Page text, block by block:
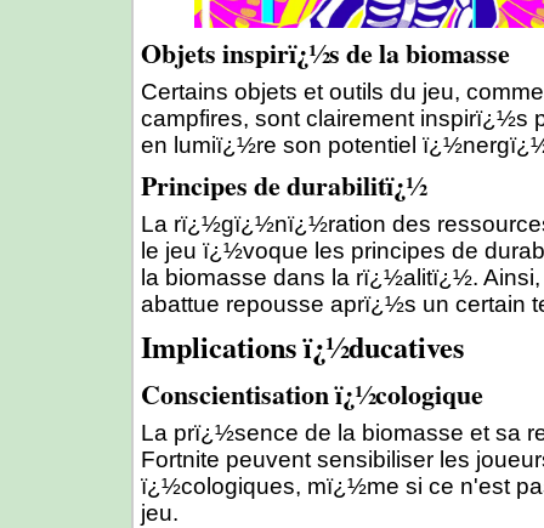
Objets inspirï¿½s de la biomasse
Certains objets et outils du jeu,
campfires, sont clairement inspirï¿½s
en lumiï¿½re son potentiel
Principes de durabilitï¿½
La rï¿½gï¿½nï¿½ration des
le jeu ï¿½voque les principes de
la biomasse dans la rï¿½alitï¿½.
abattue repousse aprï¿½s un certain
Implications ï¿½ducatives
Conscientisation ï¿½cologique
La prï¿½sence de la biomasse et sa
Fortnite peuvent sensibiliser les
ï¿½cologiques, mï¿½me si ce n'est
jeu.